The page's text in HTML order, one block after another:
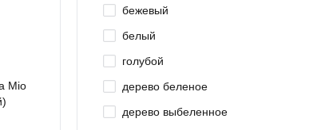
Mio
бежевый
белый
голубой
дерево беленое
дерево выбеленное